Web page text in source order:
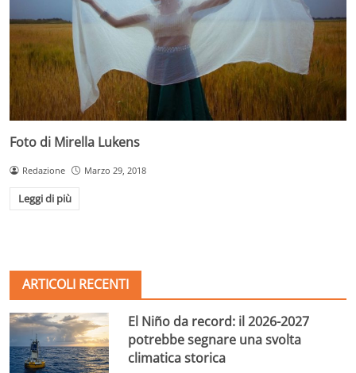
Foto di Mirella Lukens
Redazione Marzo 29, 2018
Leggi di più
ARTICOLI RECENTI
El Niño da record: il 2026-2027
potrebbe segnare una svolta
climatica storica